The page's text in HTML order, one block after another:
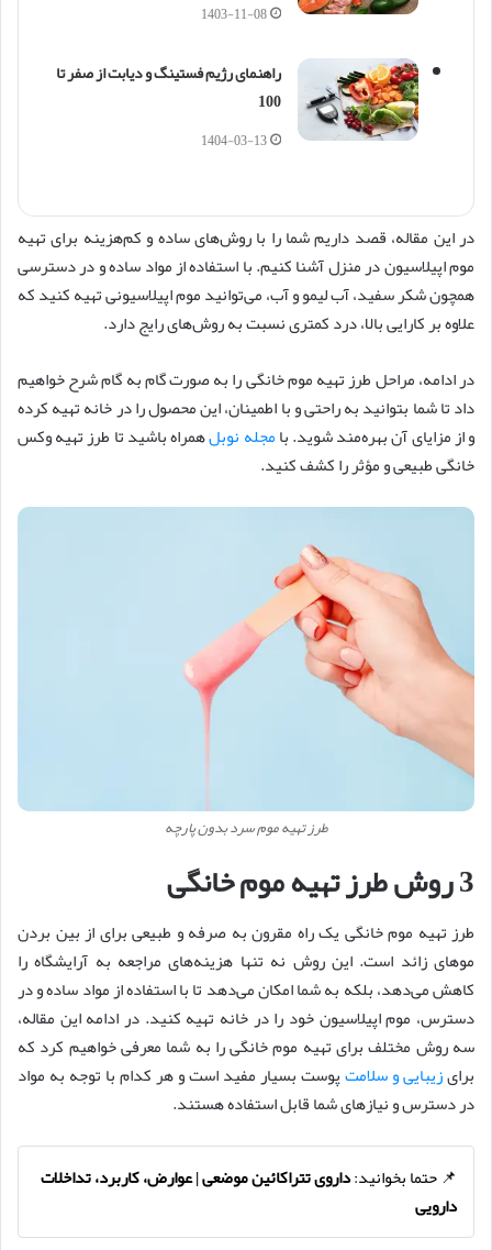
1403-11-08
راهنمای رژیم فستینگ و دیابت از صفر تا
100
1404-03-13
در این مقاله، قصد داریم شما را با روش‌های ساده و کم‌هزینه برای تهیه
موم اپیلاسیون در منزل آشنا کنیم. با استفاده از مواد ساده و در دسترسی
همچون شکر سفید، آب لیمو و آب، می‌توانید موم اپیلاسیونی تهیه کنید که
علاوه بر کارایی بالا، درد کمتری نسبت به روش‌های رایج دارد.
در ادامه، مراحل طرز تهیه موم خانگی را به صورت گام به گام شرح خواهیم
داد تا شما بتوانید به راحتی و با اطمینان، این محصول را در خانه تهیه کرده
و از مزایای آن بهره‌مند شوید. بامجله نوبلهمراه باشید تا طرز تهیه وکس
خانگی طبیعی و مؤثر را کشف کنید.
طرز تهیه موم سرد بدون پارچه
3 روش طرز تهیه موم خانگی
طرز تهیه موم خانگی یک راه مقرون به صرفه و طبیعی برای از بین بردن
موهای زائد است. این روش نه تنها هزینه‌های مراجعه به آرایشگاه را
کاهش می‌دهد، بلکه به شما امکان می‌دهد تا با استفاده از مواد ساده و در
دسترس، موم اپیلاسیون خود را در خانه تهیه کنید. در ادامه این مقاله،
سه روش مختلف برای تهیه موم خانگی را به شما معرفی خواهیم کرد که
برایزیبایی و سلامتپوست بسیار مفید است و هر کدام با توجه به مواد
در دسترس و نیازهای شما قابل استفاده هستند.
📌 حتما بخوانید:داروی تتراکائین موضعی | عوارض، کاربرد، تداخلات
دارویی